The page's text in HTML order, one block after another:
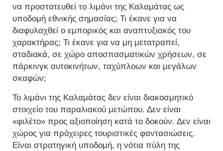
να προστατευθεί το λιμάνι της Καλαμάτας ως
υποδομή εθνικής σημασίας; Τι έκανε για να
διαφυλαχθεί ο εμπορικός και αναπτυξιακός του
χαρακτήρας; Τι έκανε για να μη μετατραπεί,
σταδιακά, σε χώρο αποσπασματικών χρήσεων, σε
πάρκινγκ αυτοκινήτων, ταχύπλοων και μεγάλων
σκαφών;
Το λιμάνι της Καλαμάτας δεν είναι διακοσμητικό
στοιχείο του παραλιακού μετώπου. Δεν είναι
«φιλέτο» προς αξιοποίηση κατά το δοκούν. Δεν είναι
χώρος για πρόχειρες τουριστικές φαντασιώσεις.
Είναι στρατηγική υποδομή, η νότια πύλη της